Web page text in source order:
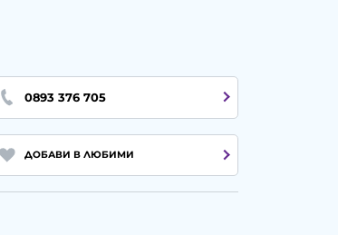
0893 376 705
ДОБАВИ В ЛЮБИМИ